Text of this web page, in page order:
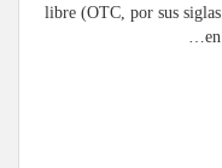
libre (OTC, por sus siglas
en…